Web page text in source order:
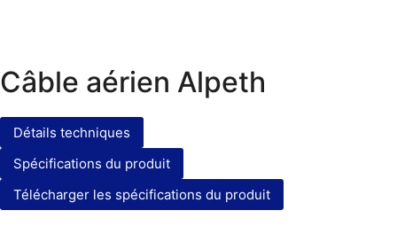
Câble aérien Alpeth
Détails techniques
Spécifications du produit
Télécharger les spécifications du produit